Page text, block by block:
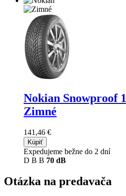
Nokian Snowproof 1
Zimné
141,46 €
Kúpiť
Expedujeme bežne do 2 dní
D B B 70 dB
Otázka na predavača